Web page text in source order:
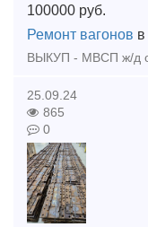
100000 руб.
Ремонт вагонов в
25.09.24
865
0